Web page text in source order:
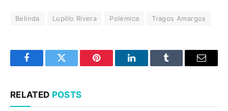
Belinda Lupillo Rivera Polémica Tragos Amargos
FacebookTwitter Pinterest LinkedInTumblr Email
RELATED POSTS